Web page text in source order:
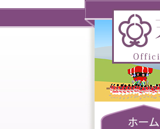
理
TENRI
Official
Site